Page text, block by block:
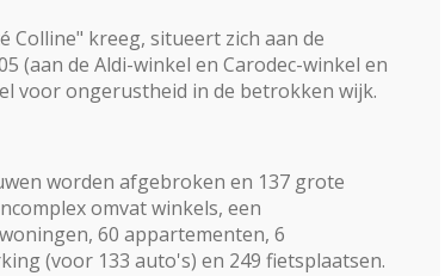
Colline" kreeg, situeert zich aan de
(aan de Aldi-winkel en Carodec-winkel en
voor ongerustheid in de betrokken wijk.
worden afgebroken en 137 grote
omvat winkels, een
60 appartementen, 6
(voor 133 auto's) en 249 fietsplaatsen.